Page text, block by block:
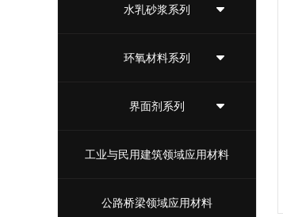
水乳砂浆系列
环氧材料系列
界面剂系列
工业与民用建筑领域应用材料
公路桥梁领域应用材料